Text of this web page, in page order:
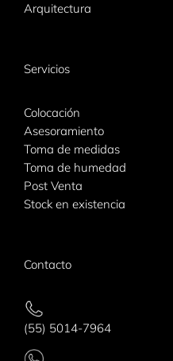
Arquitectura
Servicios
Colocación
Asesoramiento
Toma de medidas
Toma de humedad
Post Venta
Stock en existencia
Contacto
(55) 5014-7964